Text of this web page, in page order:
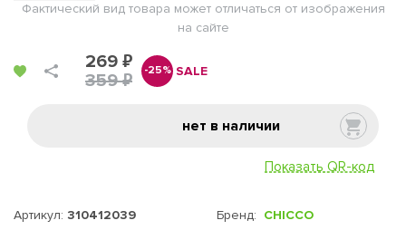
Фактический вид товара может отличаться от изображения
на сайте
269 ₽
359 ₽
-25% SALE
нет в наличии
Показать QR-код
Артикул: 310412039
Бренд: CHICCO